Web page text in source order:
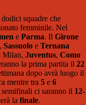
squadre che
femminile. Nel
e Parma. Il Girone
, Sassuolo e Ternana
Milan, Juventus, Como
la prima partita il 22
dopo avrà luogo il
mentre tra 5 e 6
ci saranno il 12-
la finale.